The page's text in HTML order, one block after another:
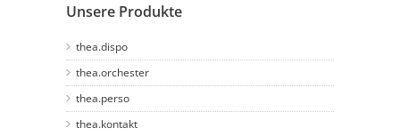
Unsere Produkte
thea.dispo
thea.orchester
thea.perso
thea.kontakt